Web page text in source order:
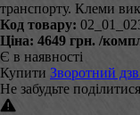
транспорту. Клеми
Код товару:
Ціна: 4649 грн. /
Є в наявності
Купити Зворотний
Не забудьте поділитися